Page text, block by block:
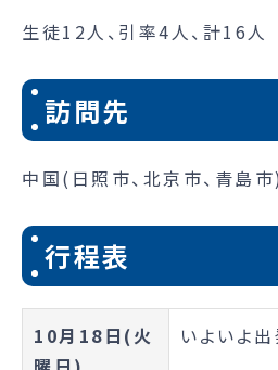
生徒12人、引率4人、計16人
訪問先
中国(日照市、北京市、青島市)
行程表
10月18日(火
いよいよ出